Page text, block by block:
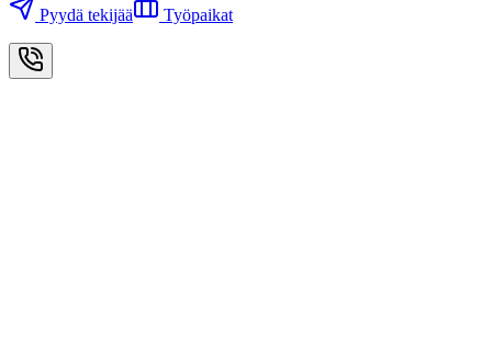
Pyydä tekijää
Työpaikat